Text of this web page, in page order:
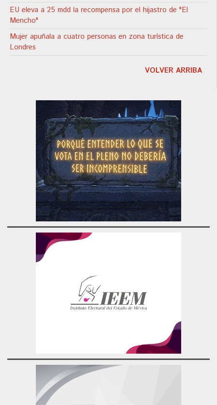
EU eleva a 25 mdd la recompensa por el hijastro de "El
Mencho"
Mujer apuñala a cuatro personas en zona turística de
Londres
VOLVER ARRIBA